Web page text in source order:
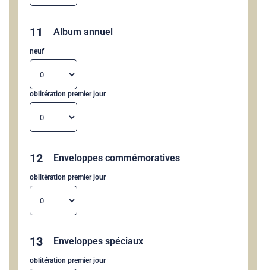
11 Album annuel
neuf
oblitération premier jour
12 Enveloppes commémoratives
oblitération premier jour
13 Enveloppes spéciaux
oblitération premier jour